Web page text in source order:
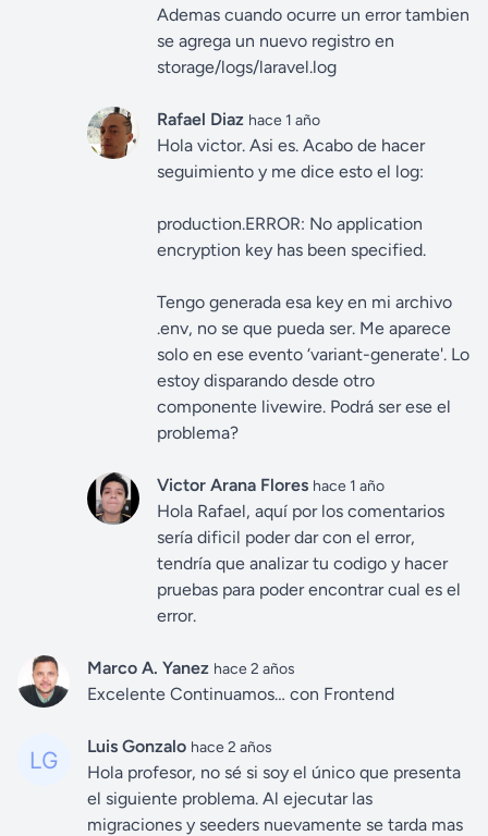
Ademas cuando ocurre un error tambien
se agrega un nuevo registro en
storage/logs/laravel.log
Rafael Diaz hace 1 año
Hola victor. Asi es. Acabo de hacer
seguimiento y me dice esto el log:
production.ERROR: No application
encryption key has been specified.
Tengo generada esa key en mi archivo
.env, no se que pueda ser. Me aparece
solo en ese evento ‘variant-generate'. Lo
estoy disparando desde otro
componente livewire. Podrá ser ese el
problema?
Victor Arana Flores hace 1 año
Hola Rafael, aquí por los comentarios
sería dificil poder dar con el error,
tendría que analizar tu codigo y hacer
pruebas para poder encontrar cual es el
error.
Marco A. Yanez hace 2 años
Excelente Continuamos… con Frontend
Luis Gonzalo hace 2 años
Hola profesor, no sé si soy el único que presenta
el siguiente problema. Al ejecutar las
migraciones y seeders nuevamente se tarda mas